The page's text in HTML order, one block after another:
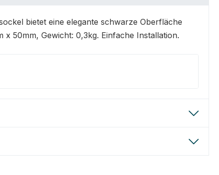
bietet eine elegante schwarze Oberfläche
50mm, Gewicht: 0,3kg. Einfache Installation.